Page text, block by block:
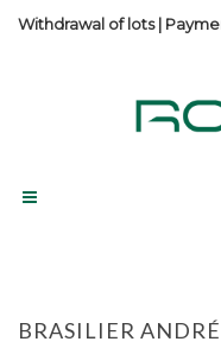
Withdrawal of lots|
BRASILIER